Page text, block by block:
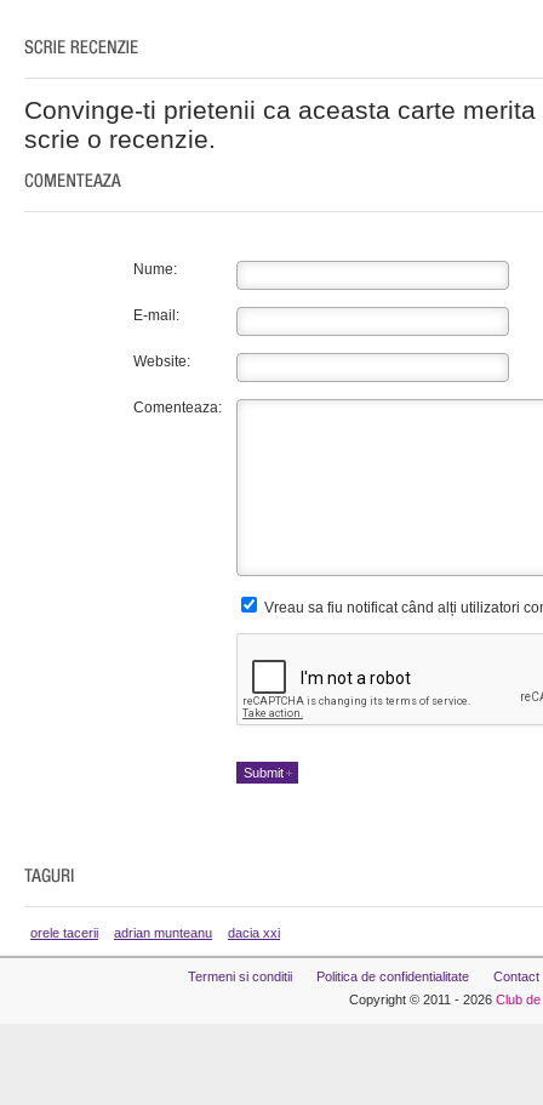
Convinge-ti prietenii ca aceasta carte
scrie o recenzie.
Nume:
E-mail:
Website:
Comenteaza:
Vreau sa fiu notificat când alți utilizatori
orele tacerii adrian munteanu dacia xxi
Termeni si conditii Politica de confidentialitate
Contact
Copyright © 2011 - 2026 Club